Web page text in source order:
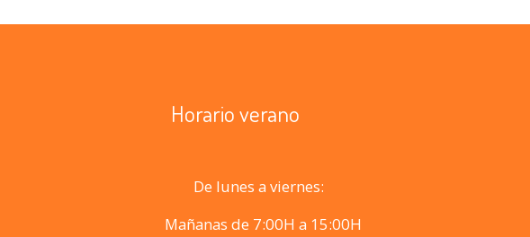
Horario verano
De lunes a viernes:
Mañanas de 7:00H a 15:00H